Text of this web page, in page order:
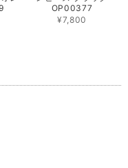
OP00377
¥7,800